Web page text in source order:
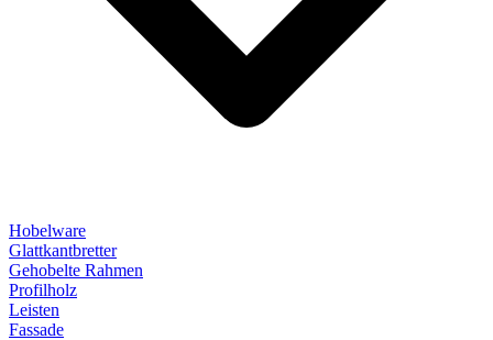
Hobelware
Glattkantbretter
Gehobelte Rahmen
Profilholz
Leisten
Fassade